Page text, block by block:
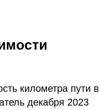
километра пути в
декабря 2023